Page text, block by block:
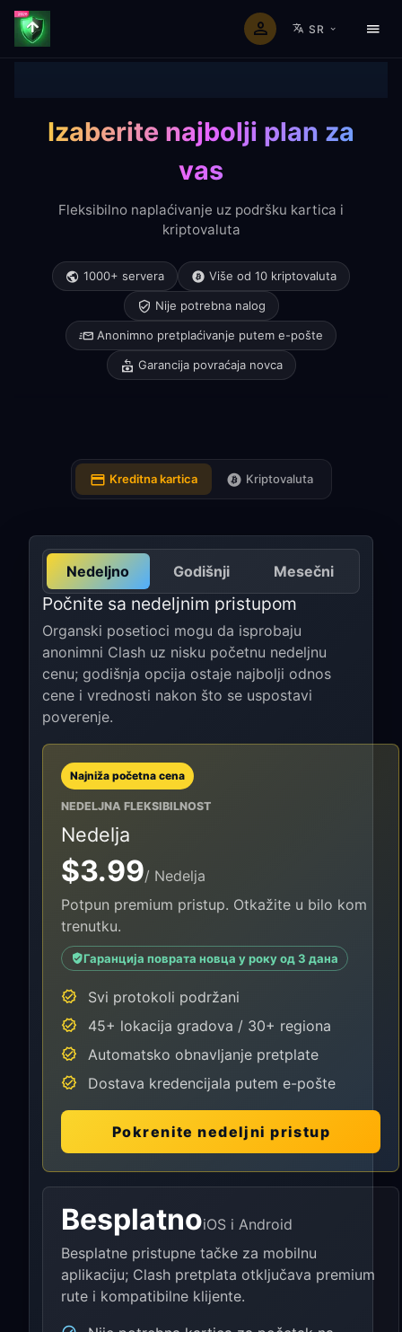
SR
Početna Cene
Izaberite najbolji plan za
vas
Fleksibilno naplaćivanje uz podršku kartica i
kriptovaluta
1000+ servera Više od 10 kriptovaluta
Nije potrebna nalog
Anonimno pretplaćivanje putem e-pošte
Garancija povraćaja novca
Kreditna kartica Kriptovaluta
Nedeljno Godišnji Mesečni
Počnite sa nedeljnim pristupom
Organski posetioci mogu da isprobaju
anonimni Clash uz nisku početnu nedeljnu
cenu; godišnja opcija ostaje najbolji odnos
cene i vrednosti nakon što se uspostavi
poverenje.
Najniža početna cena
NEDELJNA FLEKSIBILNOST
Nedelja
$3.99/ Nedelja
Potpun premium pristup. Otkažite u bilo kom
trenutku.
Гаранција поврата новца у року од 3 дана
Svi protokoli podržani
45+ lokacija gradova / 30+ regiona
Automatsko obnavljanje pretplate
Dostava kredencijala putem e-pošte
Pokrenite nedeljni pristup
BesplatnoiOS i Android
Besplatne pristupne tačke za mobilnu
aplikaciju; Clash pretplata otključava premium
rute i kompatibilne klijente.